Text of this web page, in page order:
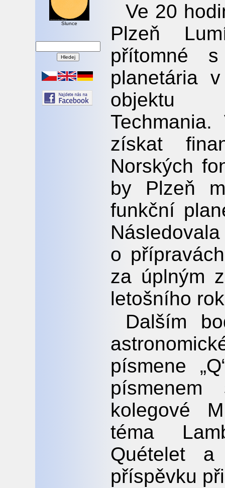
Slunce
Ve 20
Plzeň
přítomné
planetária
objektu
získat
Norských
by Plzeň
funkční
o
za úplným
letošního
Dalším
písmene
písmenem
kolegové
téma
Quételet
příspěvku